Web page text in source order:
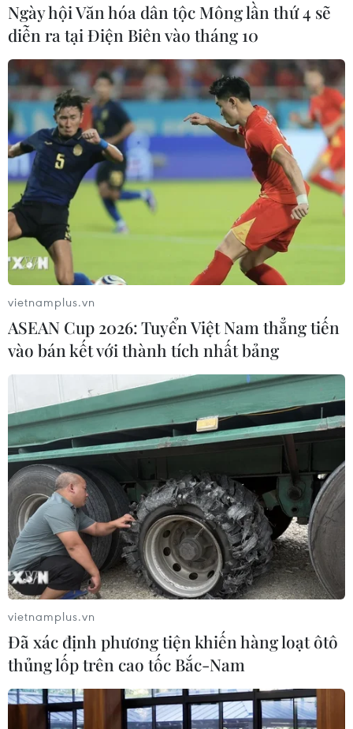
Ngày hội Văn hóa dân tộc Mông lần thứ 4 sẽ
diễn ra tại Điện Biên vào tháng 10
vietnamplus.vn
ASEAN Cup 2026: Tuyển Việt Nam thẳng tiến
vào bán kết với thành tích nhất bảng
vietnamplus.vn
Đã xác định phương tiện khiến hàng loạt ôtô
thủng lốp trên cao tốc Bắc-Nam